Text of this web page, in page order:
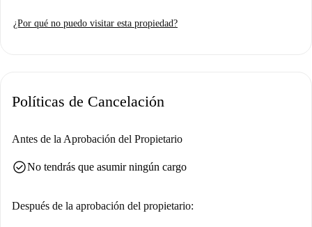
traer a tu amigo peludo.
Yokohama a pocos pasos. Descubre atracciones emblemáticas como los
explorar el encanto de la ciudad.
¿Por qué no puedo visitar esta propiedad?
Políticas de Cancelación
Antes de la Aprobación del Propietario
check_circleNo tendrás que asumir ningún cargo
Después de la aprobación del propietario: